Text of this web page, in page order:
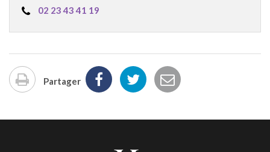
02 23 43 41 19
Imprimer
Partager